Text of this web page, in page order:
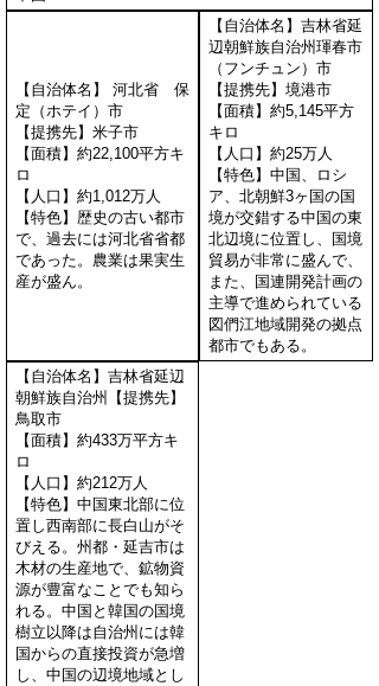
【自治体名】 河北省 保
定（ホテイ）市
【提携先】米子市
【面積】約22,100平方キ
ロ
【人口】約1,012万人
【特色】歴史の古い都市
で、過去には河北省省都
であった。農業は果実生
産が盛ん。
【自治体名】吉林省延
辺朝鮮族自治州琿春市
（フンチュン）市
【提携先】境港市
【面積】約5,145平方
キロ
【人口】約25万人
【特色】中国、ロシ
ア、北朝鮮3ヶ国の国
境が交錯する中国の東
北辺境に位置し、国境
貿易が非常に盛んで、
また、国連開発計画の
主導で進められている
図們江地域開発の拠点
都市でもある。
【自治体名】吉林省延辺
朝鮮族自治州【提携先】
鳥取市
【面積】約433万平方キ
ロ
【人口】約212万人
【特色】中国東北部に位
置し西南部に長白山がそ
びえる。州都・延吉市は
木材の生産地で、鉱物資
源が豊富なことでも知ら
れる。中国と韓国の国境
樹立以降は自治州には韓
国からの直接投資が急増
し、中国の辺境地域とし